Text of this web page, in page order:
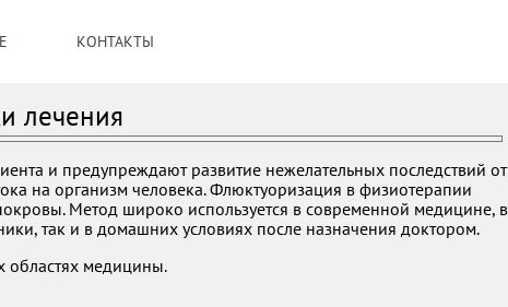
КОНТАКТЫ
лечения
и предупреждают развитие нежелательных последствий от
на организм человека. Флюктуоризация в физиотерапии
Метод широко используется в современной медицине, в
так и в домашних условиях после назначения доктором.
областях медицины.